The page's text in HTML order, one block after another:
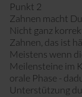
Punkt 2
Zahnen macht
Nicht ganz
Zahnen, das ist
Meistens wenn
Meilensteine im
orale Phase -
Unterstützung